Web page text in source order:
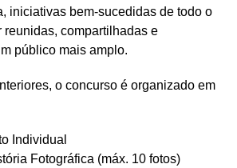
iniciativas bem-sucedidas de todo o
reunidas, compartilhadas e
público mais amplo.
o concurso é organizado em
Individual
Fotográfica (máx. 10 fotos)